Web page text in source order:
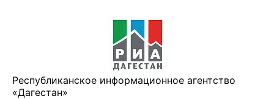
Республиканское информационное агентство
«Дагестан»